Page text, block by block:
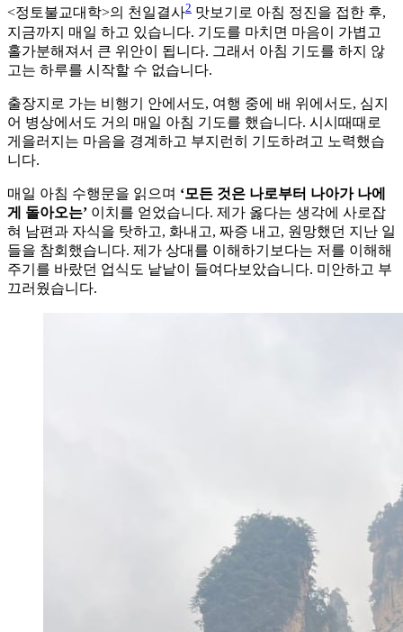
<정토불교대학>의 천일결사2 맛보기로 아침 정진을 접한 후,
지금까지 매일 하고 있습니다. 기도를 마치면 마음이 가볍고
홀가분해져서 큰 위안이 됩니다. 그래서 아침 기도를 하지 않
고는 하루를 시작할 수 없습니다.
출장지로 가는 비행기 안에서도, 여행 중에 배 위에서도, 심지
어 병상에서도 거의 매일 아침 기도를 했습니다. 시시때때로
게을러지는 마음을 경계하고 부지런히 기도하려고 노력했습
니다.
매일 아침 수행문을 읽으며 ‘모든 것은 나로부터 나아가 나에
게 돌아오는’ 이치를 얻었습니다. 제가 옳다는 생각에 사로잡
혀 남편과 자식을 탓하고, 화내고, 짜증 내고, 원망했던 지난 일
들을 참회했습니다. 제가 상대를 이해하기보다는 저를 이해해
주기를 바랐던 업식도 낱낱이 들여다보았습니다. 미안하고 부
끄러웠습니다.